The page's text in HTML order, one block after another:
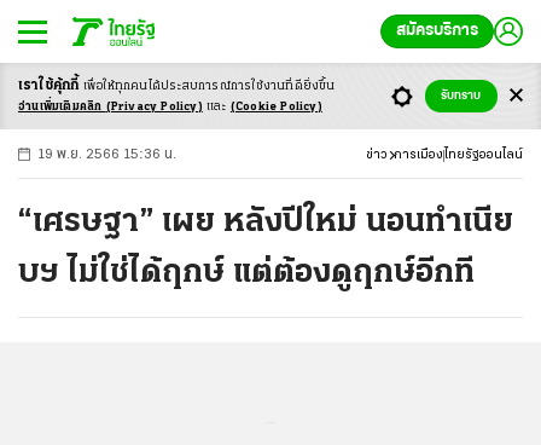
สมัครบริการ
-ก ก ก+
19 พ.ย. 2566 15:36 น. ข่าว การเมือง ไทยรัฐออนไลน์
“เศรษฐา” เผย หลังปีใหม่ นอนทำเนีย
บฯ ไม่ใช่ได้ฤกษ์ แต่ต้องดูฤกษ์อีกที
เราใช้คุ้กกี้ เพื่อให้ทุกคนได้ประสบการณ์การใช้งานที่ดียิ่งขึ้น
อ่านเพิ่มเติมคลิก (Privacy Policy) และ (Cookie Policy)
รับทราบ